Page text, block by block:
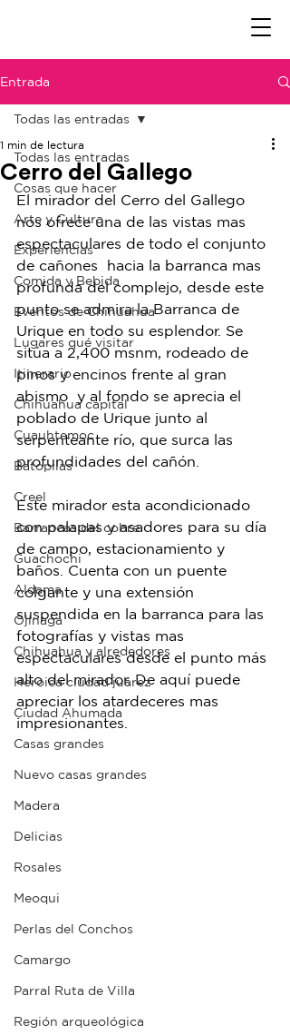
Entrada
Todas las entradas
Cosas que hacer
Arte y Cultura
Experiencias
Comida y Bebida
Eventos de Chihuahua
Lugares qué visitar
Itinerario
Chihuahua capital
Cuauhtemoc
Batopilas
Creel
Barrancas del cobre
Guachochi
Aldama
Ojinaga
Chihuahua y alrededores
Heroica ciudad juárez
Ciudad Ahumada
Casas grandes
Nuevo casas grandes
Madera
Delicias
Rosales
Meoqui
Perlas del Conchos
Camargo
Parral Ruta de Villa
Región arqueológica
Todas las entradas
Cerro del Gallego
1 min de lectura
El mirador del Cerro del Gallego
nos ofrece una de las vistas mas
espectaculares de todo el conjunto
de cañones  hacia la barranca mas
profunda del complejo, desde este
punto se admira la Barranca de
Urique en todo su esplendor. Se
sitúa a 2,400 msnm, rodeado de
pinos y encinos frente al gran
abismo  y al fondo se aprecia el
poblado de Urique junto al
serpenteante río, que surca las
profundidades del cañón.
Este mirador esta acondicionado
con palapas y asadores para su día
de campo, estacionamiento y
baños. Cuenta con un puente
colgante y una extensión
suspendida en la barranca para las
fotografías y vistas mas
espectaculares desde el punto más
alto del mirador. De aquí puede
apreciar los atardeceres mas
impresionantes.